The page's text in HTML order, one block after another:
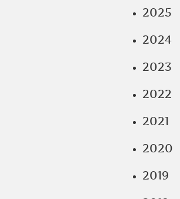
2025
2024
2023
2022
2021
2020
2019